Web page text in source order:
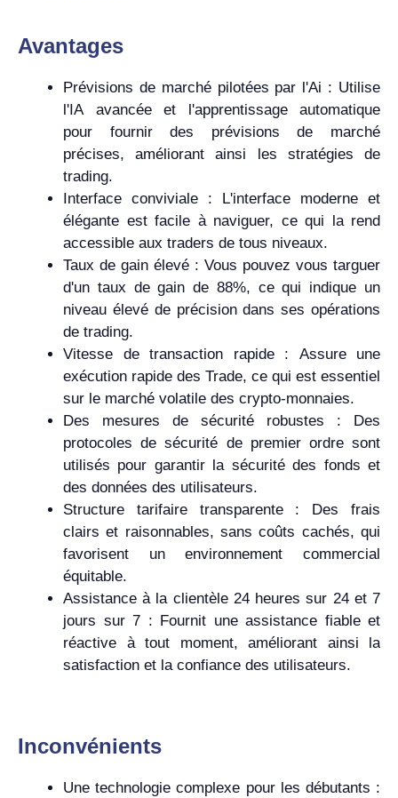
Avantages
Prévisions de marché pilotées par l'Ai : Utilise
l'IA avancée et l'apprentissage automatique
pour fournir des prévisions de marché
précises, améliorant ainsi les stratégies de
trading.
Interface conviviale : L'interface moderne et
élégante est facile à naviguer, ce qui la rend
accessible aux traders de tous niveaux.
Taux de gain élevé : Vous pouvez vous targuer
d'un taux de gain de 88%, ce qui indique un
niveau élevé de précision dans ses opérations
de trading.
Vitesse de transaction rapide : Assure une
exécution rapide des Trade, ce qui est essentiel
sur le marché volatile des crypto-monnaies.
Des mesures de sécurité robustes : Des
protocoles de sécurité de premier ordre sont
utilisés pour garantir la sécurité des fonds et
des données des utilisateurs.
Structure tarifaire transparente : Des frais
clairs et raisonnables, sans coûts cachés, qui
favorisent un environnement commercial
équitable.
Assistance à la clientèle 24 heures sur 24 et 7
jours sur 7 : Fournit une assistance fiable et
réactive à tout moment, améliorant ainsi la
satisfaction et la confiance des utilisateurs.
Inconvénients
Une technologie complexe pour les débutants :